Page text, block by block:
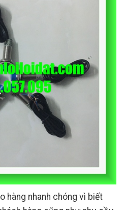
hàng nhanh chóng vì biết